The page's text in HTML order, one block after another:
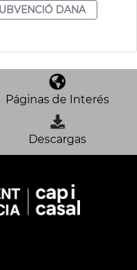
DANA
Páginas de Interés
Descargas